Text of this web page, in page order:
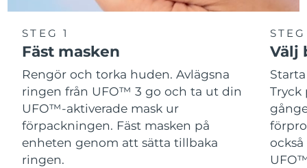
STEG 1
Fäst masken
Rengör och torka huden. Avlägsna
ringen från UFO™ 3 go och ta ut din
UFO™-aktiverade mask ur
förpackningen. Fäst masken på
enheten genom att sätta tillbaka
ringen.
Välj
Tryck